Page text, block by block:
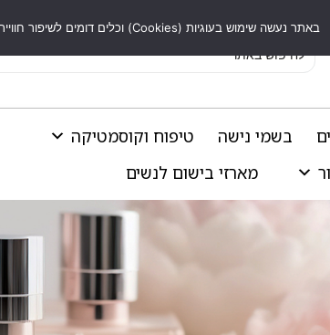
בשמי נישה
טיפוח וקוסמטיקה
מארזי בישום לנשים
באתר נעשה שימוש בעוגיות (Cookies) וכלים דומים לשיפור חוויית הגלישה, התאמת תוכן אישי וביצוע ניתוחים סטטיסטיים.